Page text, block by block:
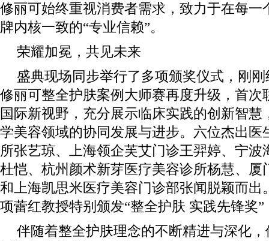
修丽可始终重视消费者需求，致力于在每一
牌内核一致的“专业信赖”。
荣耀加冕，共见未来
盛典现场同步举行了多项颁奖仪式，刚
修丽可整全护肤案例大师赛再度升级，首次
国际新视野，充分展示临床实践的创新智慧
学美容领域的协同发展与进步。六位杰出医
所张艺琼、上海领企芙艾门诊王羿婷、宁波
杜恺、杭州颜术新芽医疗美容诊所杨慧、厦
和上海凯思米医疗美容门诊部张闻脱颖而出
项蕾红教授特别颁发“整全护肤 实践先锋奖
伴随着整全护肤理念的不断精进与深化